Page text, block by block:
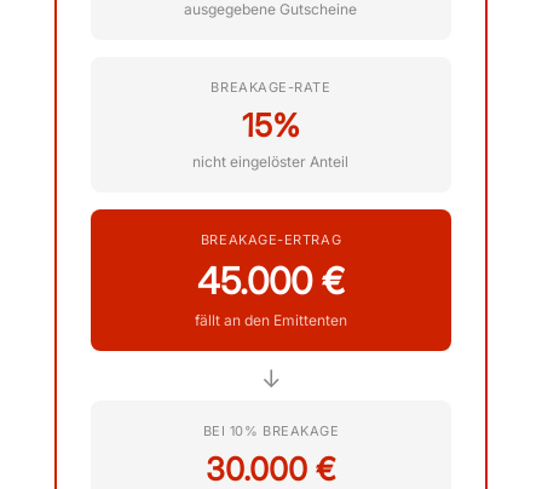
ausgegebene Gutscheine
BREAKAGE-RATE
15%
nicht eingelöster Anteil
BREAKAGE-ERTRAG
45.000 €
fällt an den Emittenten
↓
BEI 10% BREAKAGE
30.000 €